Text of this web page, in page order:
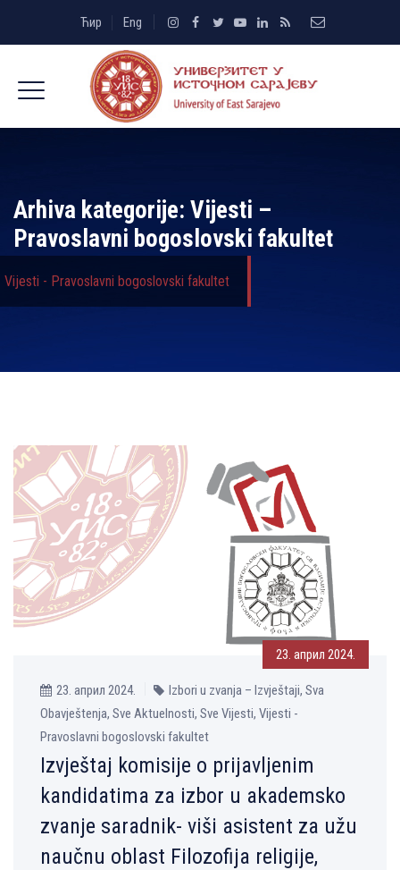
Ћир Eng
Arhiva kategorije: Vijesti –
Pravoslavni bogoslovski fakultet
Vijesti - Pravoslavni bogoslovski fakultet
23. април 2024.
23. април 2024.
Izbori u zvanja – Izvještaji, Sva
Obavještenja, Sve Aktuelnosti, Sve Vijesti, Vijesti -
Pravoslavni bogoslovski fakultet
Izvještaj komisije o prijavlјenim
kandidatima za izbor u akademsko
zvanje saradnik- viši asistent za užu
naučnu oblast Filozofija religije,